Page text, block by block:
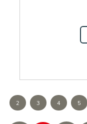
2 3 4 5